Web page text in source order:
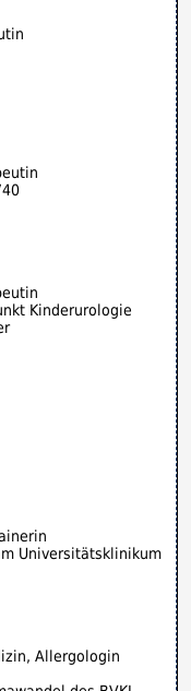
Kinderurologie
Universitätsklinikum
Allergologin